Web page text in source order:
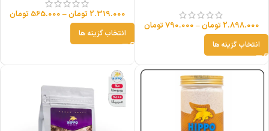
2.898.000 تومان–
790.000تومان
انتخاب گزینه ها
2.319.000 تومان–
565.000 تومان
انتخاب گزینه ها